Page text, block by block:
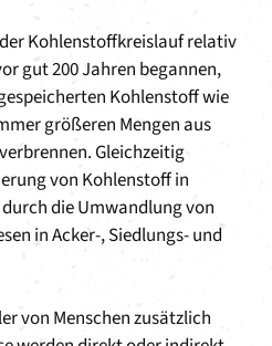
Kohlenstoffkreislauf relativ
gut 200 Jahren begannen,
Kohlenstoff wie
größeren Mengen aus
Gleichzeitig
von Kohlenstoff in
die Umwandlung von
in Acker-, Siedlungs- und
von Menschen zusätzlich